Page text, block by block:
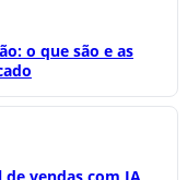
o que são e as